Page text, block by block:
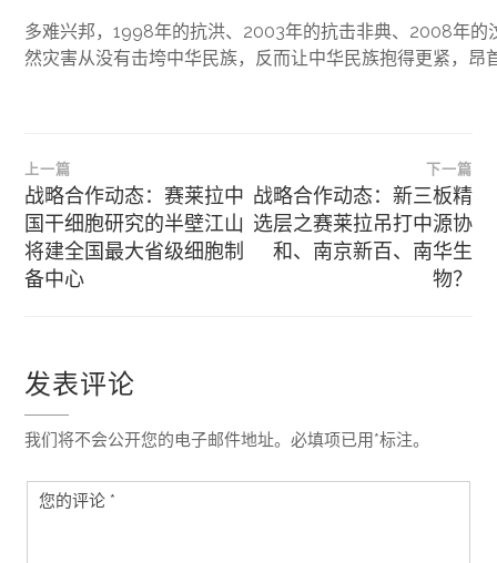
多难兴邦，1998年的抗洪、2003年的抗击非典、2008年
然灾害从没有击垮中华民族，反而让中华民族抱得更紧，昂
文
章
导
航
上一篇
战略合作动态：赛莱拉中
国干细胞研究的半壁江山
将建全国最大省级细胞制
备中心
下一篇
战略合作动态：新三板精
选层之赛莱拉吊打中源协
和、南京新百、南华生
物？
发表评论
我们将不会公开您的电子邮件地址。必填项已用*标注。